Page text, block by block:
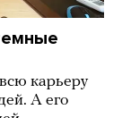
карьеру
А его